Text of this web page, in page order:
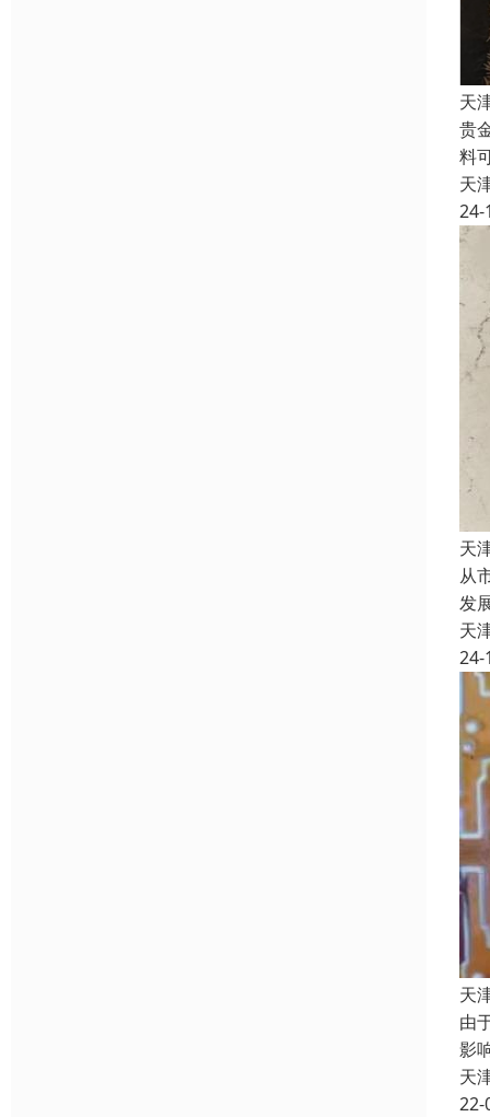
天
贵
料
天
24-
天
从
发
天
24-
天
由
影
天
22-